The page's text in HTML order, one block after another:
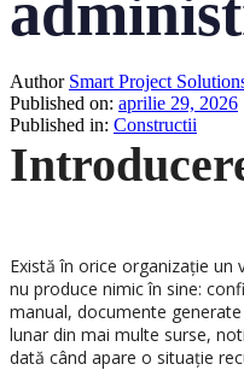
Author Smart Project
Published on: aprilie 29, 2026
Published in: Constructii
Există în orice organizație un
nu produce nimic în sine:
manual, documente
lunar din mai multe surse,
dată când apare o situație